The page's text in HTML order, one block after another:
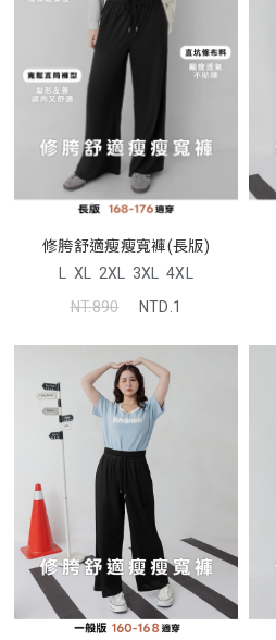
修胯舒適瘦瘦寬褲(長版)
L XL 2XL 3XL 4XL
NT.890
NTD.1